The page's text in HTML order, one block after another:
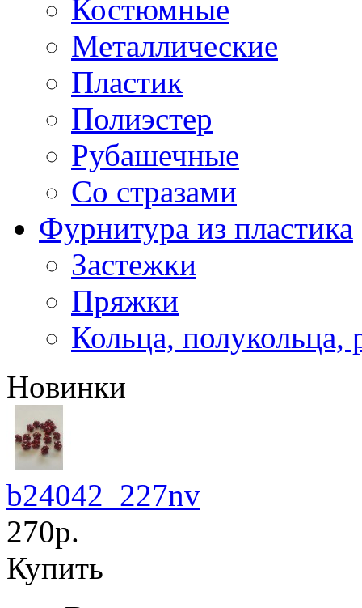
Костюмные
Металлические
Пластик
Полиэстер
Рубашечные
Со стразами
Фурнитура из пластика
Застежки
Пряжки
Кольца, полукольца,
Новинки
b24042_227nv
270р.
Купить